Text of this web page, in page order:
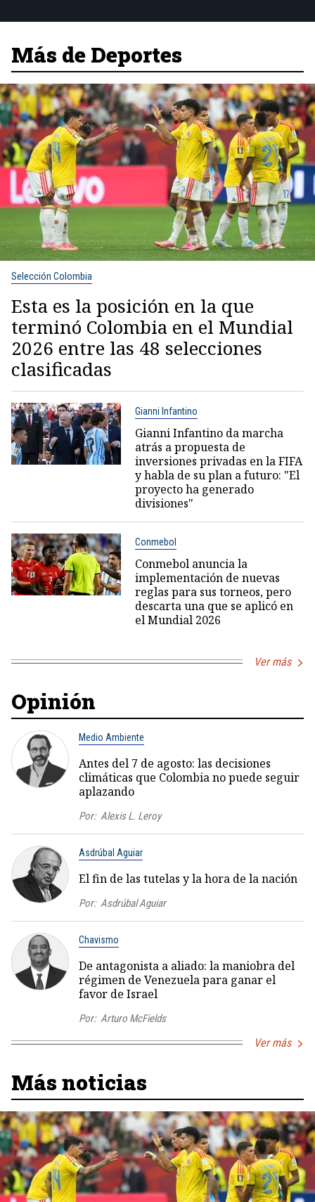
Más de Deportes
Selección Colombia
Esta es la posición en la que
terminó Colombia en el Mundial
2026 entre las 48 selecciones
clasificadas
Gianni Infantino
Gianni Infantino da marcha
atrás a propuesta de
inversiones privadas en la FIFA
y habla de su plan a futuro: "El
proyecto ha generado
divisiones"
Conmebol
Conmebol anuncia la
implementación de nuevas
reglas para sus torneos, pero
descarta una que se aplicó en
el Mundial 2026
Ver más
Opinión
Medio Ambiente
Antes del 7 de agosto: las decisiones
climáticas que Colombia no puede seguir
aplazando
Por: Alexis L. Leroy
Asdrúbal Aguiar
El fin de las tutelas y la hora de la nación
Por: Asdrúbal Aguiar
Chavismo
De antagonista a aliado: la maniobra del
régimen de Venezuela para ganar el
favor de Israel
Por: Arturo McFields
Ver más
Más noticias